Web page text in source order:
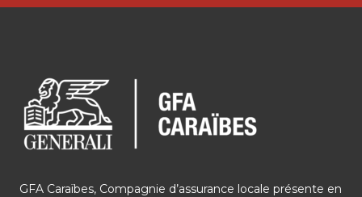
GFA Caraïbes, Compagnie d’assurance locale présente en